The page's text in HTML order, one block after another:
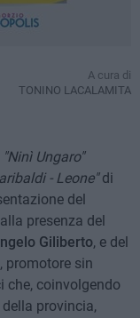
A cura di
TONINO LACALAMITA
Ungaro"
- Leone"di
del
presenza del
Giliberto, e del
, promotore sin
coinvolgendo
provincia,